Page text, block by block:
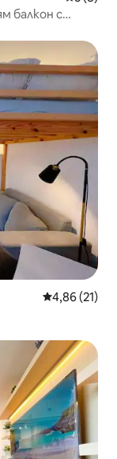
балкон с
Средна
4,86 (21)